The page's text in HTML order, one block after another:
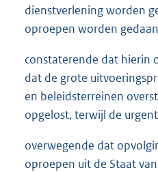
dienstverlening worden
oproepen worden
constaterende dat hierin
dat de grote
en beleidsterreinen
opgelost, terwijl de
overwegende dat
oproepen uit de Staat